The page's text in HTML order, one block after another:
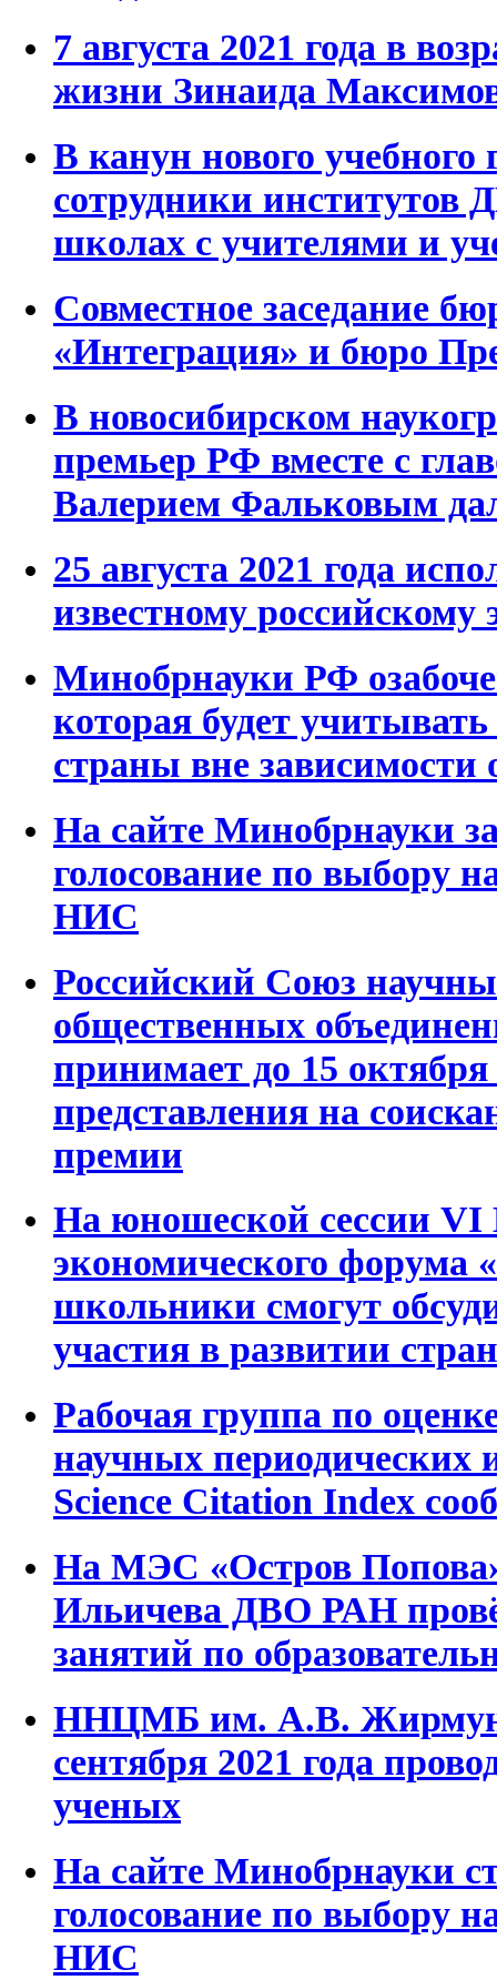
7 августа 2021 года в
жизни Зинаида
В канун нового учебного
сотрудники институтов
школах с учителями и
Совместное заседание
«Интеграция» и бюро
В новосибирском
премьер РФ вместе с
Валерием Фальковым
25 августа 2021 года
известному
Минобрнауки РФ
которая будет учитывать
страны вне зависимости
На сайте Минобрнауки
голосование по выбору
НИС
Российский Союз
общественных
принимает до 15 октября
представления на
премии
На юношеской сессии VI
экономического
школьники смогут
участия в развитии
Рабочая группа по
научных периодических
Science Citation Index
На МЭС «Остров
Ильичева ДВО РАН
занятий по
ННЦМБ им. А.В.
сентября 2021 года
ученых
На сайте Минобрнауки
голосование по выбору
НИС